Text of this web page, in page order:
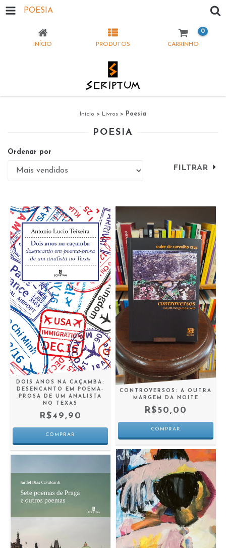
POESIA
INÍCIO PRODUTOS CARRINHO
0
Início > Livros > Poesia
POESIA
Ordenar por
FILTRAR
DOIS ANOS NA CAÇAMBA:
DESENCANTO EM POEMA-
PROSA DE UM ANALISTA
NO TEXAS
R$49,90
CONTROVERSOS: A OUTRA
MARGEM DA NOITE
R$50,00